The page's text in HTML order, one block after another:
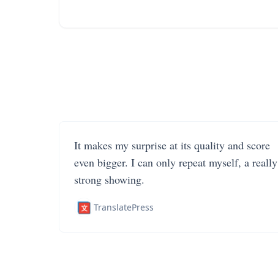
It makes my surprise at its quality and score
even bigger. I can only repeat myself, a really
strong showing.
TranslatePress